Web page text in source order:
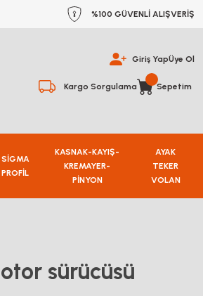
%100 GÜVENLİ ALIŞVERİŞ
Giriş YapÜye Ol
Kargo Sorgulama Sepetim
SİGMA
PROFİL
KASNAK-KAYIŞ-
KREMAYER-
PİNYON
AYAK
TEKER
VOLAN
sürücüsü